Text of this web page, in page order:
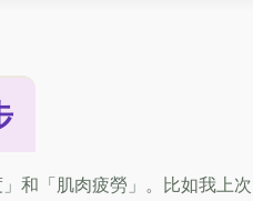
和「肌肉疲勞」。比如我上次